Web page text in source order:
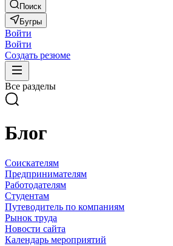
Поиск
Бугры
Войти
Войти
Создать резюме
Все разделы
Блог
Соискателям
Предпринимателям
Работодателям
Студентам
Путеводитель по компаниям
Рынок труда
Новости сайта
Календарь мероприятий